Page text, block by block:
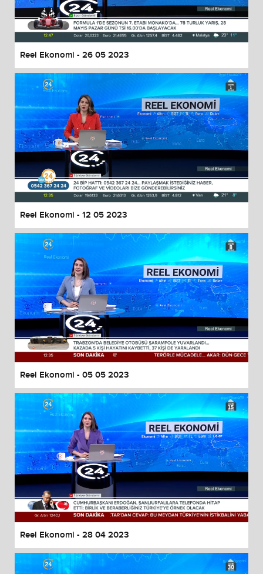
Reel Ekonomi - 26 05 2023
Reel Ekonomi - 12 05 2023
Reel Ekonomi - 05 05 2023
Reel Ekonomi - 28 04 2023